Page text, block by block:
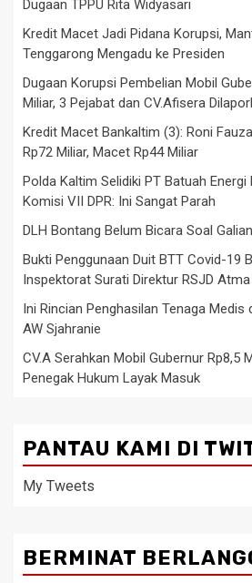
Dugaan TPPU Rita Widyasari
Kredit Macet Jadi Pidana Korupsi,
Tenggarong Mengadu ke Presiden
Dugaan Korupsi Pembelian Mobil
Miliar, 3 Pejabat dan CV.Afisera
Kredit Macet Bankaltim (3): Roni
Rp72 Miliar, Macet Rp44 Miliar
Polda Kaltim Selidiki PT Batuah Energi
Komisi VII DPR: Ini Sangat Parah
DLH Bontang Belum Bicara Soal Galian
Bukti Penggunaan Duit BTT Covid-19
Inspektorat Surati Direktur RSJD
Ini Rincian Penghasilan Tenaga Medis
AW Sjahranie
CV.A Serahkan Mobil Gubernur Rp8,5
Penegak Hukum Layak Masuk
PANTAU KAMI DI
My Tweets
BERMINAT